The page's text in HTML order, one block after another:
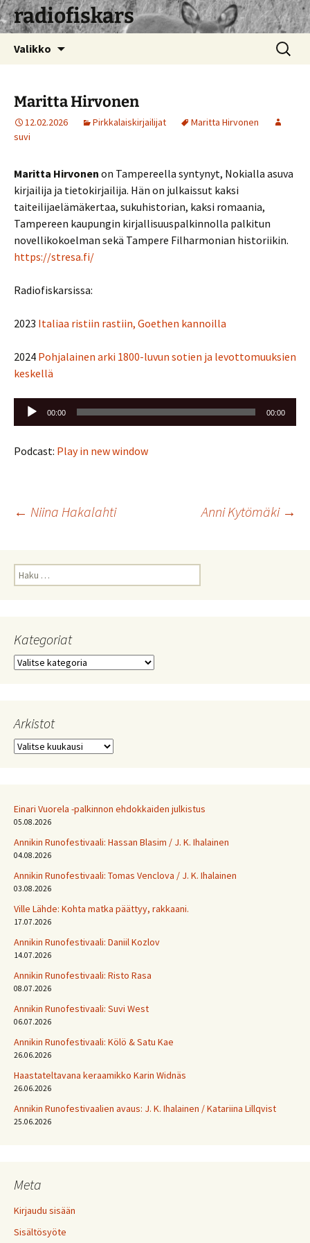
radiofiskars
Valikko Haku:
Maritta Hirvonen
12.02.2026 Pirkkalaiskirjailijat
Maritta Hirvonen
suvi
Maritta Hirvonen on Tampereella syntynyt, Nokialla asuva
kirjailija ja tietokirjailija. Hän on julkaissut kaksi
taiteilijaelämäkertaa, sukuhistorian, kaksi romaania,
Tampereen kaupungin kirjallisuuspalkinnolla palkitun
novellikokoelman sekä Tampere Filharmonian historiikin.
https://stresa.fi/
Radiofiskarsissa:
2023 Italiaa ristiin rastiin, Goethen kannoilla
2024 Pohjalainen arki 1800-luvun sotien ja levottomuuksien
keskellä
Äänitoistin
00:00 00:00
Podcast: Play in new window
Artikkelien
← Niina Hakalahti Anni Kytömäki →
Haku:
Kategoriat
Kategoriat
Arkistot
Arkistot
Einari Vuorela -palkinnon ehdokkaiden julkistus
05.08.2026
Annikin Runofestivaali: Has­san Bla­sim / J. K. Ihalainen
04.08.2026
Annikin Runofestivaali: Tomas Venclova / J. K. Ihalainen
03.08.2026
Ville Lähde: Kohta matka päättyy, rakkaani.
17.07.2026
Annikin Runofestivaali: Daniil Kozlov
14.07.2026
Annikin Runofestivaali: Risto Rasa
08.07.2026
Annikin Runofestivaali: Suvi West
06.07.2026
Annikin Runofestivaali: Kölö & Satu Kae
26.06.2026
Haastateltavana keraamikko Karin Widnäs
26.06.2026
Annikin Runofestivaalien avaus: J. K. Ihalainen / Katariina Lillqvist
25.06.2026
Meta
Kirjaudu sisään
Sisältösyöte